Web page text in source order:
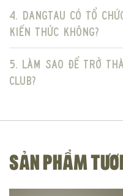
4. DangTau có tổ
kiến thức không?
5. Làm sao để trở
Club?
SẢN PHẨM